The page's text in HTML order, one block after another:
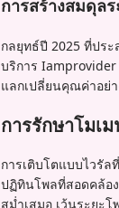
การสร้างสมดุล
กลยุทธ์ปี 2025 ที่ปร
บริการ
แลกเปลี่ยนคุณค่าอย่
การรักษาโมเ
การเติบโตแบบไวรั
ปฏิทินโพลที่สอดคล้อ
สม่ำเสมอ เว้นระยะ